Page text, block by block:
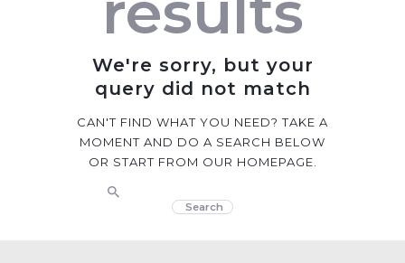
Planificación
Transparencia
Contacto
We're sorry, but your
query did not match
CAN'T FIND WHAT YOU NEED? TAKE A
MOMENT AND DO A SEARCH BELOW
OR START FROM OUR HOMEPAGE